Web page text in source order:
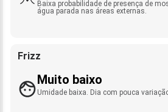
Baixa probabilidade de presença de
água parada nas áreas externas.
Frizz
Muito baixo
Umidade baixa. Dia com pouca